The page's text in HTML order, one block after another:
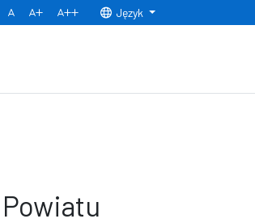
Normalny rozmiar czcionki
Rozmiar czcionki 150% Rozmiar czcionki 200%
Język